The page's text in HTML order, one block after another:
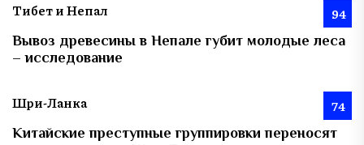
Тибет и Непал 94
Вывоз древесины в Непале губит молодые леса
– исследование
Шри-Ланка 74
Китайские преступные группировки переносят